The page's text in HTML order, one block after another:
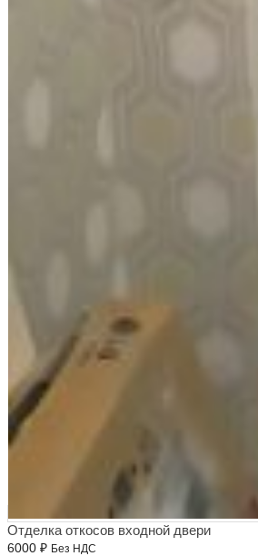
Отделка откосов входной двери
6000 ₽ Без НДС